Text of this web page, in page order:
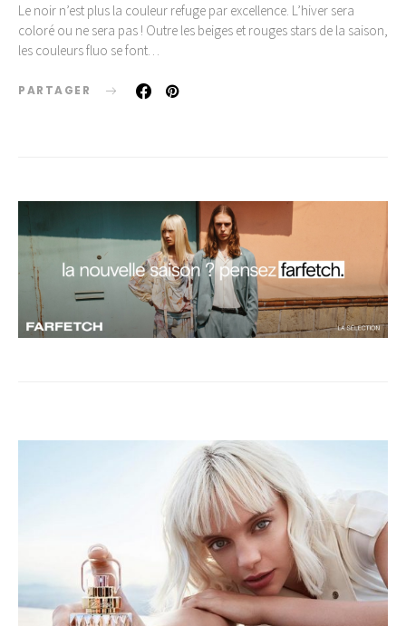
Le noir n’est plus la couleur refuge par excellence. L’hiver sera
coloré ou ne sera pas ! Outre les beiges et rouges stars de la saison,
les couleurs fluo se font…
PARTAGER